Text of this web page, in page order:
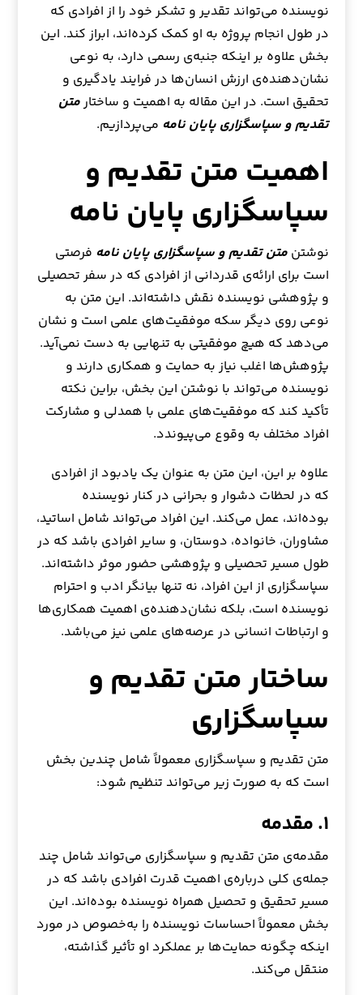
نویسنده می‌تواند تقدیر و تشکر خود را از افرادی که
در طول انجام پروژه به او کمک کرده‌اند، ابراز کند. این
بخش علاوه بر اینکه جنبه‌ی رسمی دارد، به نوعی
نشان‌دهنده‌ی ارزش انسان‌ها در فرایند یادگیری و
تحقیق است. در این مقاله به اهمیت و ساختارمتن
تقدیم و سپاسگزاری پایان نامه می‌پردازیم.
اهمیت متن تقدیم و
سپاسگزاری پایان نامه
نوشتنمتن تقدیم و سپاسگزاری پایان نامه فرصتی
است برای ارائه‌ی قدردانی از افرادی که در سفر تحصیلی
و پژوهشی نویسنده نقش داشته‌اند. این متن به
نوعی روی دیگر سکه موفقیت‌های علمی است و نشان
می‌دهد که هیچ موفقیتی به تنهایی به دست نمی‌آید.
پژوهش‌ها اغلب نیاز به حمایت و همکاری دارند و
نویسنده می‌تواند با نوشتن این بخش، براین نکته
تأکید کند که موفقیت‌های علمی با همدلی و مشارکت
افراد مختلف به وقوع می‌پیوندد.
علاوه بر این، این متن به عنوان یک یادبود از افرادی
که در لحظات دشوار و بحرانی در کنار نویسنده
بوده‌اند، عمل می‌کند. این افراد می‌تواند شامل اساتید،
مشاوران، خانواده، دوستان، و سایر افرادی باشد که در
طول مسیر تحصیلی و پژوهشی حضور موثر داشته‌اند.
سپاسگزاری از این افراد، نه تنها بیانگر ادب و احترام
نویسنده است، بلکه نشان‌دهنده‌ی اهمیت همکاری‌ها
و ارتباطات انسانی در عرصه‌های علمی نیز می‌باشد.
ساختار متن تقدیم و
سپاسگزاری
متن تقدیم و سپاسگزاری معمولاً شامل چندین بخش
است که به صورت زیر می‌تواند تنظیم شود:
۱. مقدمه
مقدمه‌ی متن تقدیم و سپاسگزاری می‌تواند شامل چند
جمله‌ی کلی درباره‌ی اهمیت قدرت افرادی باشد که در
مسیر تحقیق و تحصیل همراه نویسنده بوده‌اند. این
بخش معمولاً احساسات نویسنده را به‌خصوص در مورد
اینکه چگونه حمایت‌ها بر عملکرد او تأثیر گذاشته،
منتقل می‌کند.